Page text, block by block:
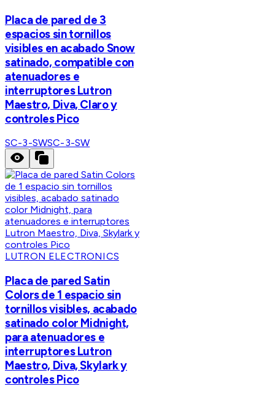
Placa de pared de 3
espacios sin tornillos
visibles en acabado Snow
satinado, compatible con
atenuadores e
interruptores Lutron
Maestro, Diva, Claro y
controles Pico
SC-3-SWSC-3-SW
LUTRON ELECTRONICS
Placa de pared Satin
Colors de 1 espacio sin
tornillos visibles, acabado
satinado color Midnight,
para atenuadores e
interruptores Lutron
Maestro, Diva, Skylark y
controles Pico